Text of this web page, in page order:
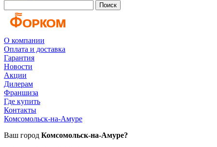
Поиск
О компании
Оплата и доставка
Гарантия
Новости
Акции
Дилерам
Франшиза
Где купить
Контакты
Комсомольск-на-Амуре
Ваш город Комсомольск-на-Амуре?